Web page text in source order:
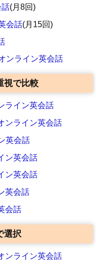
話(月8回)
会話(月15回)
ンライン英会話
視で比較
ライン英会話
ンライン英会話
英会話
ン英会話
ン英会話
英会話
会話
選択
ンライン英会話